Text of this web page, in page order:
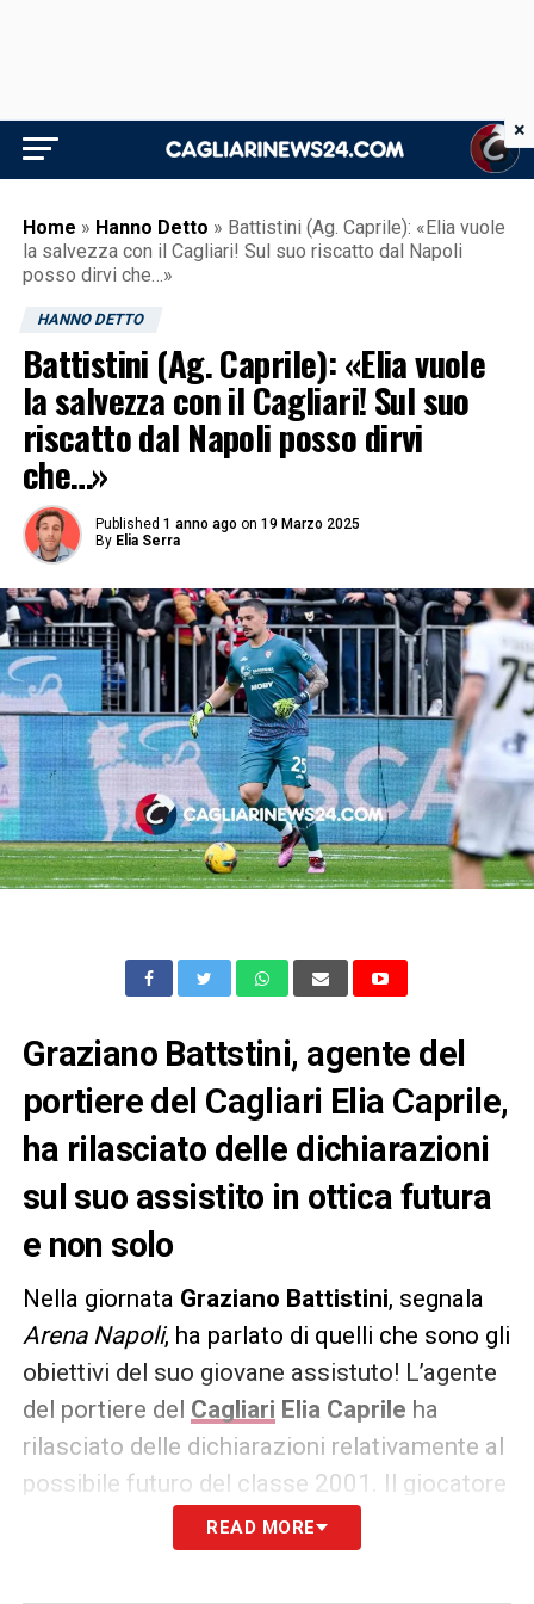
Home » Hanno Detto » Battistini (Ag. Caprile): «Elia vuole
la salvezza con il Cagliari! Sul suo riscatto dal Napoli
posso dirvi che…»
HANNO DETTO
Battistini (Ag. Caprile): «Elia vuole
la salvezza con il Cagliari! Sul suo
riscatto dal Napoli posso dirvi
che…»
Published 1 anno ago on 19 Marzo 2025
By Elia Serra
Graziano Battstini, agente del
portiere del Cagliari Elia Caprile,
ha rilasciato delle dichiarazioni
sul suo assistito in ottica futura
e non solo
Nella giornata Graziano Battistini, segnala
Arena Napoli, ha parlato di quelli che sono gli
obiettivi del suo giovane assistuto! L’agente
del portiere del Cagliari Elia Caprile ha
rilasciato delle dichiarazioni relativamente al
possibile futuro del classe 2001. Il giocatore
è arrivato nella sessione invernale dal
con la formula del prestito con diritto di
READ MORE
×